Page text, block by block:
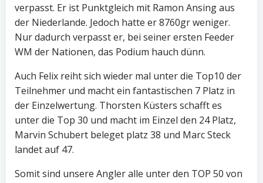
verpasst. Er ist Punktgleich mit Ramon Ansing aus
der Niederlande. Jedoch hatte er 8760gr weniger.
Nur dadurch verpasst er, bei seiner ersten Feeder
WM der Nationen, das Podium hauch dünn.
Auch Felix reiht sich wieder mal unter die Top10 der
Teilnehmer und macht ein fantastischen 7 Platz in
der Einzelwertung. Thorsten Küsters schafft es
unter die Top 30 und macht im Einzel den 24 Platz,
Marvin Schubert beleget platz 38 und Marc Steck
landet auf 47.
Somit sind unsere Angler alle unter den TOP 50 von